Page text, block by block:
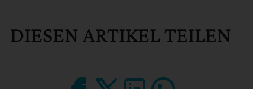
DIESEN ARTIKEL TEILEN